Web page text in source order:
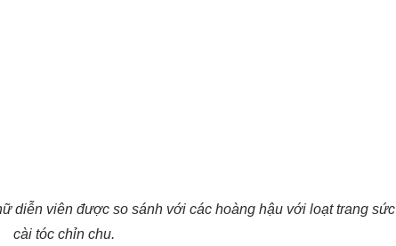
diễn viên được so sánh với các hoàng hậu với loạt trang sức
cài tóc chỉn chu.